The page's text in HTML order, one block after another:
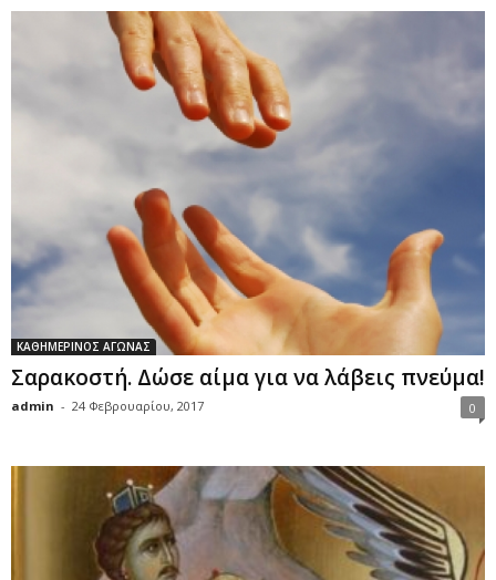
ΚΑΘΗΜΕΡΙΝΟΣ ΑΓΩΝΑΣ
Σαρακοστή. Δώσε αίμα για να λάβεις πνεύμα!
admin - 24 Φεβρουαρίου, 2017 0